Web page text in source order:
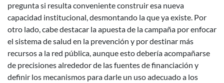
pregunta si resulta conveniente construir esa nueva
capacidad institucional, desmontando la que ya existe. Por
otro lado, cabe destacar la apuesta de la campaña por enfocar
el sistema de salud en la prevención y por destinar más
recursos a la red pública, aunque esto debería acompañarse
de precisiones alrededor de las fuentes de financiación y
definir los mecanismos para darle un uso adecuado a los